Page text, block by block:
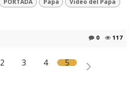
0 117
2 3 4 5